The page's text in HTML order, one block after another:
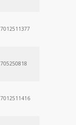
7012511377
705250818
7012511416